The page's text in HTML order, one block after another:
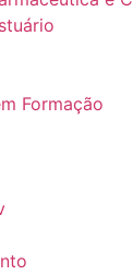
Formação